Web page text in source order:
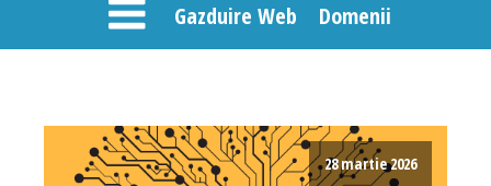
Gazduire Web Domenii
28 martie 2026